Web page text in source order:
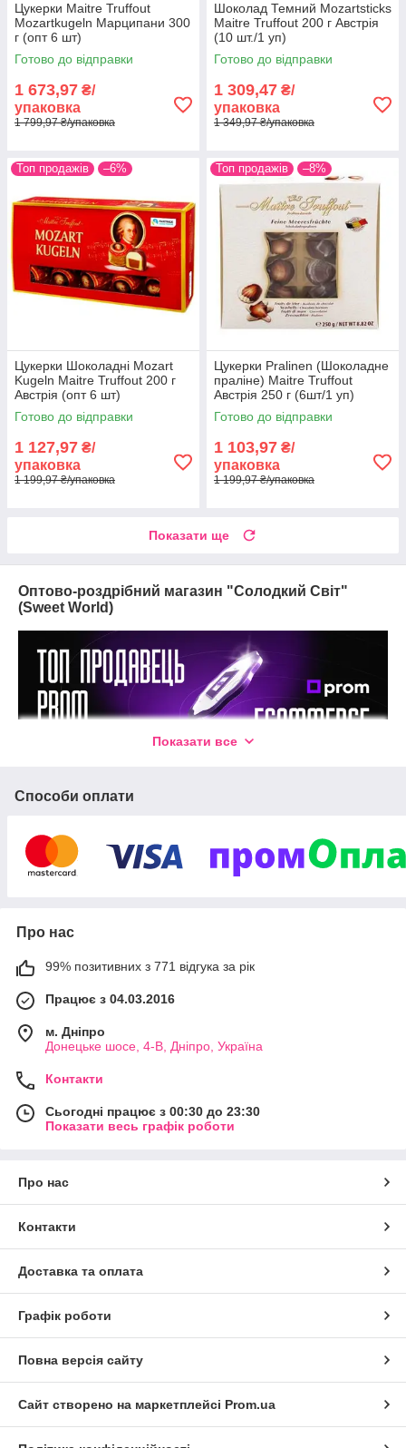
Цукерки Maitre Truffout
Mozartkugeln Марципани 300
г (опт 6 шт)
Готово до відправки
1 673,97 ₴/
упаковка
1 799,97 ₴/упаковка
Шоколад Темний Mozartsticks
Maitre Truffout 200 г Австрія
(10 шт./1 уп)
Готово до відправки
1 309,47 ₴/
упаковка
1 349,97 ₴/упаковка
Топ продажів –6%
Цукерки Шоколадні Mozart
Kugeln Maitre Truffout 200 г
Австрія (опт 6 шт)
Готово до відправки
1 127,97 ₴/
упаковка
1 199,97 ₴/упаковка
Топ продажів –8%
Цукерки Pralinen (Шоколадне
праліне) Maitre Truffout
Австрія 250 г (6шт/1 уп)
Готово до відправки
1 103,97 ₴/
упаковка
1 199,97 ₴/упаковка
Показати ще
Оптово-роздрібний магазин "Солодкий Світ"
(Sweet World)
Показати все
Способи оплати
Про нас
99% позитивних з 771 відгука за рік
Працює з 04.03.2016
м. Дніпро
Донецьке шосе, 4-В, Дніпро, Україна
Контакти
Сьогодні працює з 00:30 до 23:30
Показати весь графік роботи
Про нас
Контакти
Доставка та оплата
Графік роботи
Повна версія сайту
Сайт створено на маркетплейсі Prom.ua